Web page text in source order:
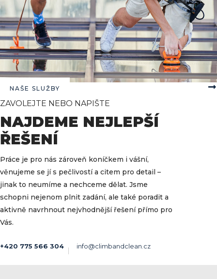
NAŠE SLUŽBY
ZAVOLEJTE NEBO NAPIŠTE
NAJDEME NEJLEPŠÍ
ŘEŠENÍ
Práce je pro nás zároveň koníčkem i vášní,
věnujeme se jí s pečlivostí a citem pro detail –
jinak to neumíme a nechceme dělat. Jsme
schopni nejenom plnit zadání, ale také poradit a
aktivně navrhnout nejvhodnější řešení přímo pro
Vás.
+420 775 566 304 info@climbandclean.cz